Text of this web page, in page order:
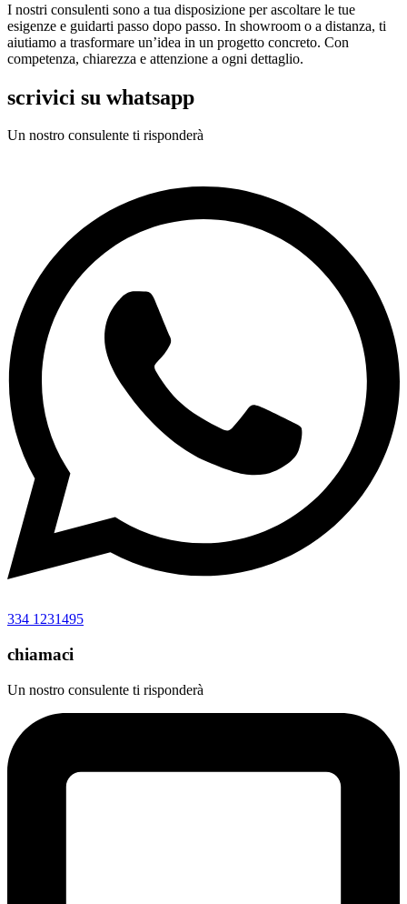
I nostri consulenti sono a tua disposizione per ascoltare le tue
esigenze e guidarti passo dopo passo. In showroom o a distanza, ti
aiutiamo a trasformare un’idea in un progetto concreto. Con
competenza, chiarezza e attenzione a ogni dettaglio.
scrivici su whatsapp
Un nostro consulente ti risponderà
334 1231495
chiamaci
Un nostro consulente ti risponderà